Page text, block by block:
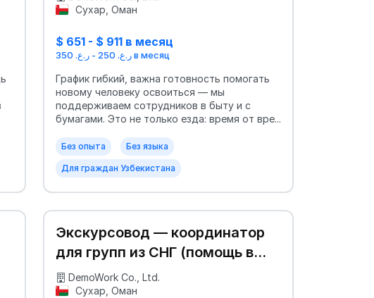
Сухар, Оман
$ 651 - $ 911 в месяц
ر.ع. 250 - ر.ع. 350 в месяц
График гибкий, важна готовность помогать
новому человеку освоиться — мы
поддерживаем сотрудников в быту и с
бумагами. Это не только езда: время от вре...
Без опыта Без языка
Для граждан Узбекистана
Экскурсовод — координатор
для групп из СНГ (помощь в
адаптации)
DemoWork Co., Ltd.
Сухар, Оман